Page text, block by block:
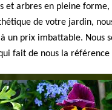
et arbres en pleine forme,
de votre jardin,
un prix imbattable. Nous
fait de nous la